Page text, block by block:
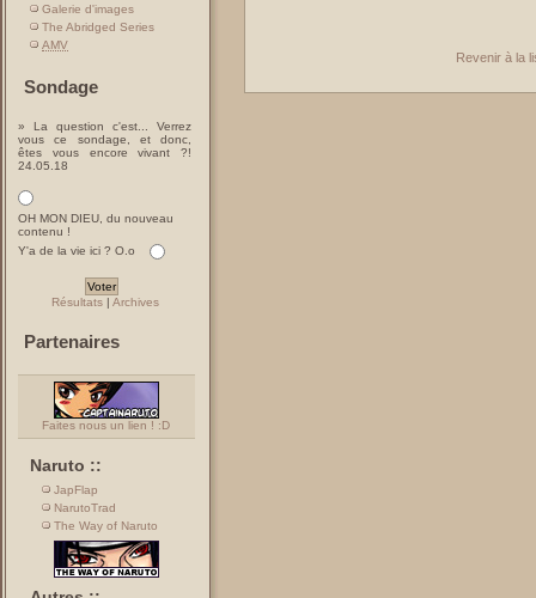
Galerie d'images
The Abridged Series
AMV
Sondage
» La question c'est... Verrez
vous ce sondage, et donc,
êtes vous encore vivant ?!
24.05.18
OH MON DIEU, du nouveau
contenu !
Y'a de la vie ici ? O.o
Résultats| Archives
Partenaires
Faites nous un lien ! :D
Naruto ::
JapFlap
NarutoTrad
The Way of Naruto
Revenir à la